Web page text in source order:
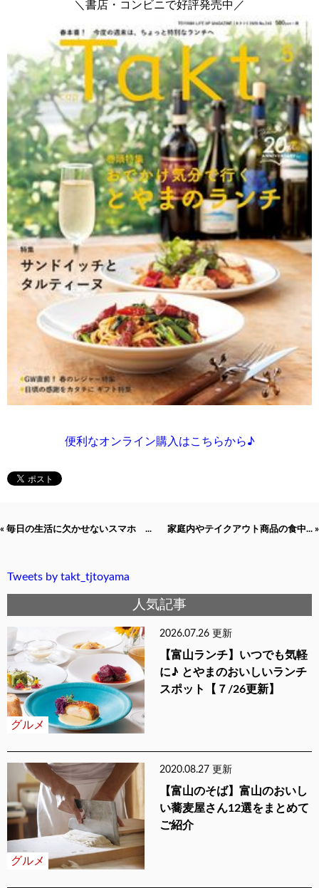
＼書店・コンビニで好評発売中／
便利なオンライン購入はこちらから♪
« 毎日の生活に欠かせないスマホ ... 家庭内やテイクアウト商品の食中... »
Tweets by takt_tjtoyama
人気記事
グルメ
2026.07.26 更新
【富山ランチ】いつでも気軽
に♪ とやまのおいしいランチ
スポット【７/26更新】
グルメ
2020.08.27 更新
【富山のそば】富山のおいし
い蕎麦屋さん12選をまとめて
ご紹介